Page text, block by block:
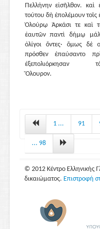
Πελλήνην εἰσῆλθον. καὶ
τούτου δὴ ἐπολέμουν τοῖς
Ὀλούρῳ Ἀρκάσι τε καὶ
ἑαυτῶν παντὶ δήμῳ
ὀλίγοι ὄντες· ὅμως δὲ
πρόσθεν ἐπαύσαντο
ἐξεπολιόρκησαν
Ὄλουρον.
1 ... 91
... 98
© 2012 Κέντρο Ελληνικής
δικαιώματος. Επιστροφή